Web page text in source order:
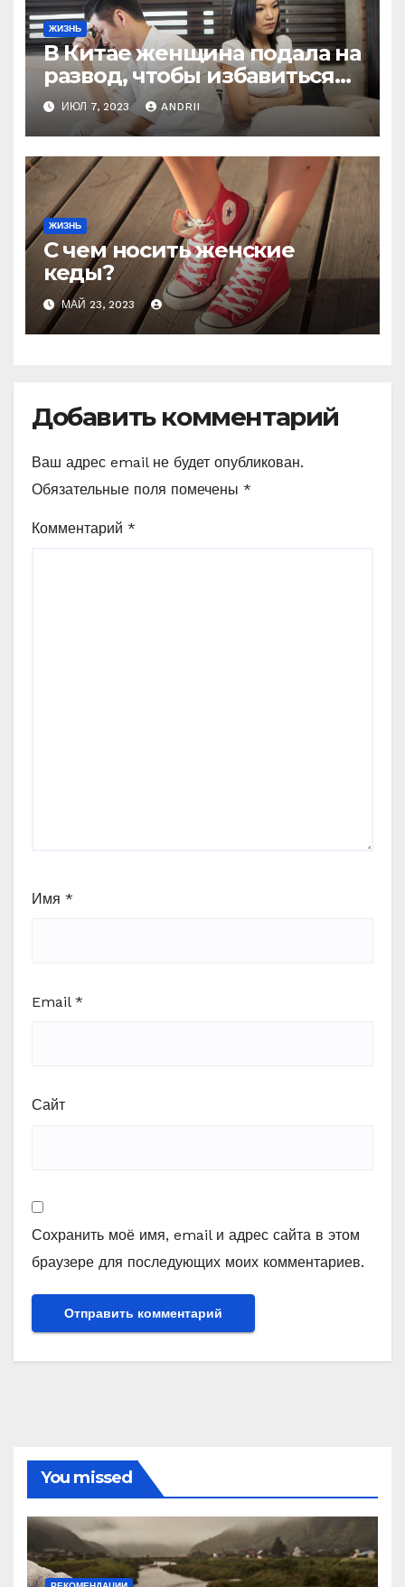
ЖИЗНЬ
В Китае женщина подала на
развод, чтобы избавиться
от мужа-деспота, который
заставлял её рожать 6 раз,
чтобы получить
наследника
ИЮЛ 7, 2023 ANDRII
ЖИЗНЬ
С чем носить женские
кеды?
МАЙ 23, 2023
Добавить комментарий
Ваш адрес email не будет опубликован.
Обязательные поля помечены *
Комментарий *
Имя *
Email *
Сайт
Сохранить моё имя, email и адрес сайта в этом
браузере для последующих моих комментариев.
You missed